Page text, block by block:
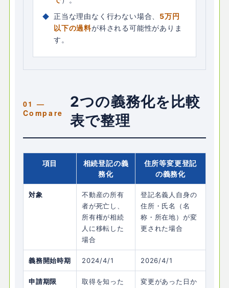
正当な理由なく行わない場合、 5万円
以下の過料が科される可能性がありま
す。
2つの義務化を比較
表で整理
項目
相続登記の義
務化
住所等変更登記
の義務化
対象
不動産の所有
者が死亡し、
所有権が相続
人に移転した
場合
登記名義人自身の
住所・氏名（名
称・所在地）が変
更された場合
義務開始時期 2024/4/1 2026/4/1
申請期限
取得を知った
変更があった日か